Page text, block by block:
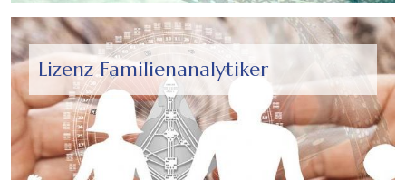
Lizenz Familienanalytiker